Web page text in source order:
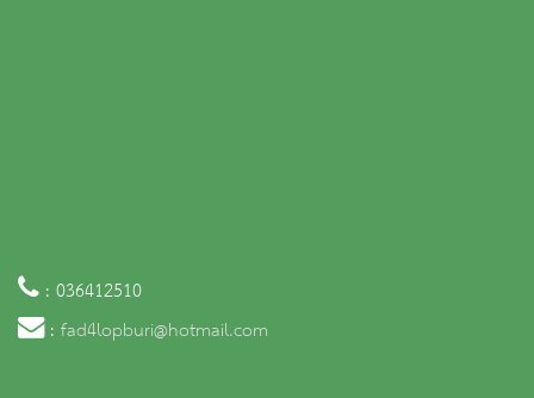
: 036412510
: fad4lopburi@hotmail.com